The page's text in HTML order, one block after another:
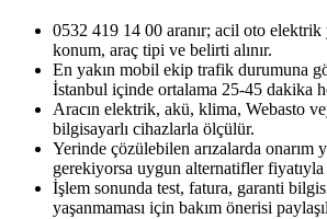
0532 419 14 00 aranır; acil oto elektrik
konum, araç tipi ve belirti alınır.
En yakın mobil ekip trafik durumuna
İstanbul içinde ortalama 25-45 dakika
Aracın elektrik, akü, klima, Webasto
bilgisayarlı cihazlarla ölçülür.
Yerinde çözülebilen arızalarda onarım
gerekiyorsa uygun alternatifler fiyatıyla
İşlem sonunda test, fatura, garanti
yaşanmaması için bakım önerisi